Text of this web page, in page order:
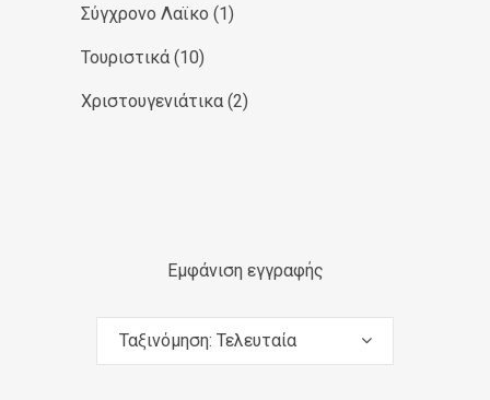
Σύγχρονο Λαϊκο (1)
Τουριστικά (10)
Χριστουγενιάτικα (2)
Εμφάνιση εγγραφής
Ταξινόμηση: Τελευταία